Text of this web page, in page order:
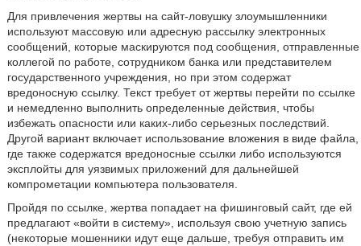
Для привлечения жертвы на сайт-ловушку злоумышленники
используют массовую или адресную рассылку электронных
сообщений, которые маскируются под сообщения, отправленные
коллегой по работе, сотрудником банка или представителем
государственного учреждения, но при этом содержат
вредоносную ссылку. Текст требует от жертвы перейти по ссылке
и немедленно выполнить определенные действия, чтобы
избежать опасности или каких-либо серьезных последствий.
Другой вариант включает использование вложения в виде файла,
где также содержатся вредоносные ссылки либо используются
эксплойты для уязвимых приложений для дальнейшей
компрометации компьютера пользователя.
Пройдя по ссылке, жертва попадает на фишинговый сайт, где ей
предлагают «войти в систему», используя свою учетную запись
(некоторые мошенники идут еще дальше, требуя отправить им